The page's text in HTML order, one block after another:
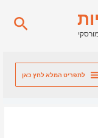
לתפריט המלא לחץ כאן